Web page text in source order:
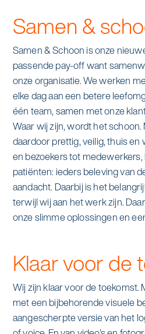
Samen &
Samen & Schoon is onze
passende pay-off want
onze organisatie. We werken
elke dag aan een betere
één team, samen met onze
Waar wij zijn, wordt het
daardoor prettig, veilig, thuis
en bezoekers tot
patiënten: ieders beleving van
aandacht. Daarbij is het
terwijl wij aan het werk zijn.
onze slimme oplossingen en
Klaarvoor de
Wij zijn klaar voor de toekomst.
met een bijbehorende visuele
aangescherpte versie van het